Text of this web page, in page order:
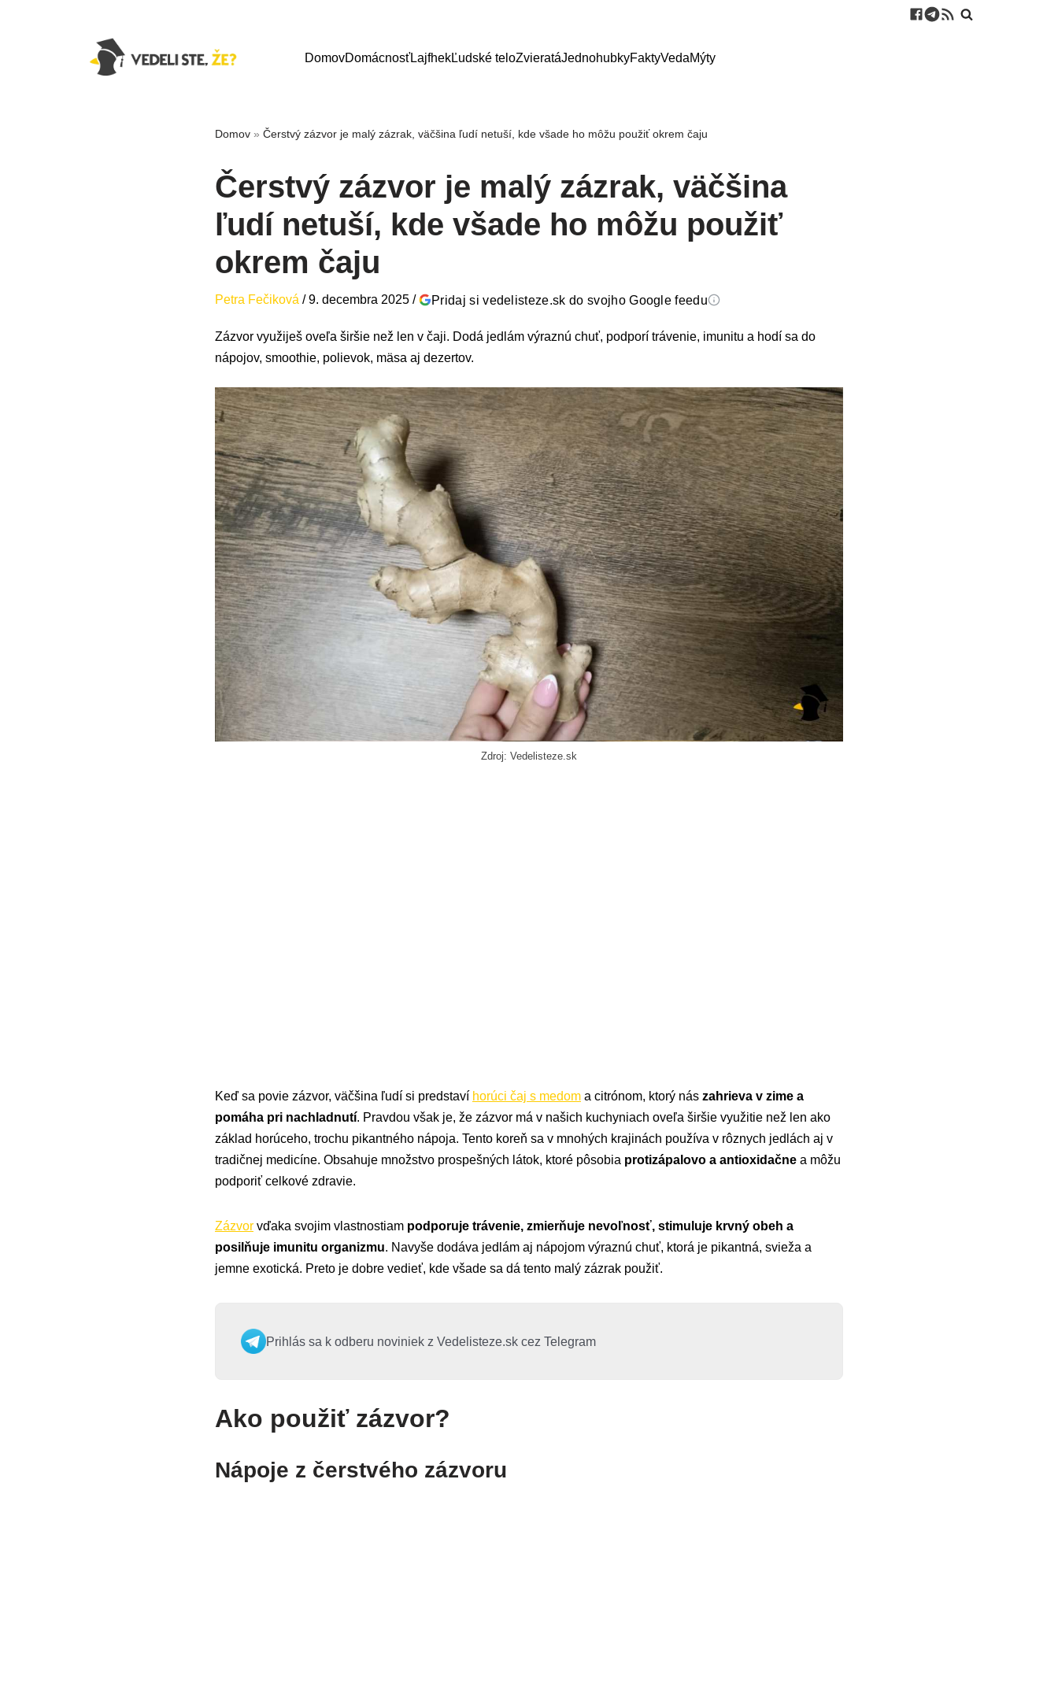
DomovDomácnosťLajfhekĽudské teloZvieratáJednohubkyFaktyVedaMýty
Domov » Čerstvý zázvor je malý zázrak, väčšina ľudí netuší, kde všade ho môžu použiť okrem čaju
Čerstvý zázvor je malý zázrak, väčšina
ľudí netuší, kde všade ho môžu použiť
okrem čaju
Petra Fečiková /9. decembra 2025 / Pridaj si vedelisteze.sk do svojho Google feedu
Zázvor využiješ oveľa širšie než len v čaji. Dodá jedlám výraznú chuť, podporí trávenie, imunitu a hodí sa do
nápojov, smoothie, polievok, mäsa aj dezertov.
Zdroj: Vedelisteze.sk
Keď sa povie zázvor, väčšina ľudí si predstaví horúci čaj s medom a citrónom, ktorý nás zahrieva v zime a
pomáha pri nachladnutí. Pravdou však je, že zázvor má v našich kuchyniach oveľa širšie využitie než len ako
základ horúceho, trochu pikantného nápoja. Tento koreň sa v mnohých krajinách používa v rôznych jedlách aj v
tradičnej medicíne. Obsahuje množstvo prospešných látok, ktoré pôsobia protizápalovo a antioxidačne a môžu
podporiť celkové zdravie.
Zázvor vďaka svojim vlastnostiam podporuje trávenie, zmierňuje nevoľnosť, stimuluje krvný obeh a
posilňuje imunitu organizmu. Navyše dodáva jedlám aj nápojom výraznú chuť, ktorá je pikantná, svieža a
jemne exotická. Preto je dobre vedieť, kde všade sa dá tento malý zázrak použiť.
Prihlás sa k odberu noviniek z Vedelisteze.sk cez Telegram
Ako použiť zázvor?
Nápoje z čerstvého zázvoru